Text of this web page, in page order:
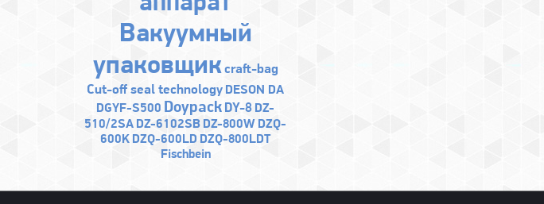
Bакуумный
упаковщикcraft-bag
Cut-off seal technology DESON DA
DGYF-S500 Doypack DY-8 DZ-
510/2SA DZ-6102SB DZ-800W DZQ-
600K DZQ-600LD DZQ-800LDT
Fischbein